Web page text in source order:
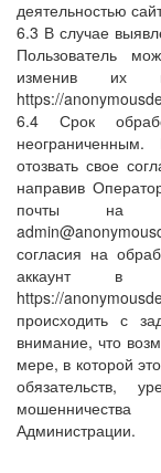
деятельностью
6.3 В случае
Пользователь
изменив их
https://
6.4 Срок
отозвать свое
направив
почты на
согласия на
аккаунт в
https://
происходить с
внимание, что
мере, в которой
обязательств,
Администрации.